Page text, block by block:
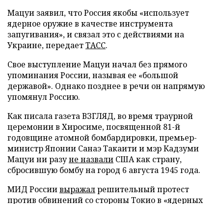
Мацуи заявил, что Россия якобы «использует
ядерное оружие в качестве инструмента
запугивания», и связал это с действиями на
Украине, передаетТАСС.
Свое выступление Мацуи начал без прямого
упоминания России, называя ее «большой
державой». Однако позднее в речи он напрямую
упомянул Россию.
Как писала газета ВЗГЛЯД, во время траурной
церемонии в Хиросиме, посвященной 81-й
годовщине атомной бомбардировки, премьер-
министр Японии Санаэ Такаити и мэр Кадзуми
Мацуи ни разуне назвали США как страну,
сбросившую бомбу на город 6 августа 1945 года.
МИД Россиивыражалрешительный протест
против обвинений со стороны Токио в «ядерных